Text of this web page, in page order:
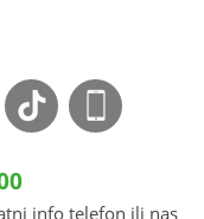
info telefon ili nas